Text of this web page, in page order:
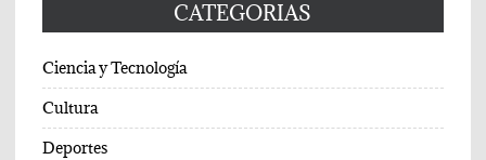
CATEGORIAS
Ciencia y Tecnología
Cultura
Deportes